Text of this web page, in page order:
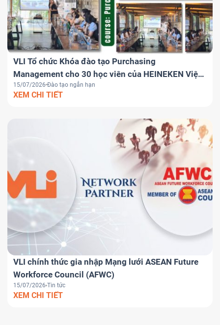
VLI Tổ chức Khóa đào tạo Purchasing
Management cho 30 học viên của HEINEKEN Việt
Nam
15/07/2026 Đào tạo ngắn hạn
XEM CHI TIẾT
VLI chính thức gia nhập Mạng lưới ASEAN Future
Workforce Council (AFWC)
15/07/2026 Tin tức
XEM CHI TIẾT